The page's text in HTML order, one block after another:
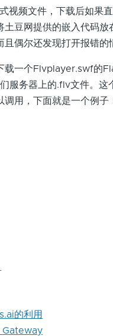
文件，下载后如果直
豆网提供的嵌入代码
偶尔还发现打开报错的
个Flvplayer.swf的
服务器上的.flv文件。
用，下面就是一个例子
的利用
Gateway